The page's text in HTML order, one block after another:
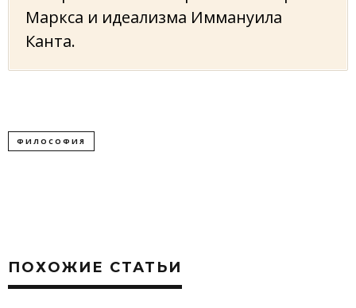
Маркса и идеализма Иммануила
Канта.
ФИЛОСОФИЯ
ПОХОЖИЕ СТАТЬИ